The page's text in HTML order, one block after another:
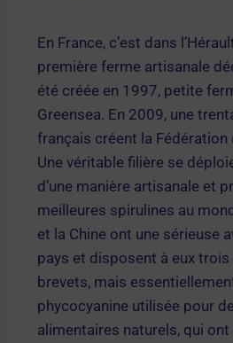
En France, c’est dans
première ferme artisanale
été créée en 1997, petite
Greensea. En 2009, une
français créent la Fédération
Une véritable filière se
d’une manière artisanale et
meilleures spirulines au
et la Chine ont une sérieuse
pays et disposent à eux
brevets, mais
phycocyanine utilisée pour
alimentaires naturels, qui